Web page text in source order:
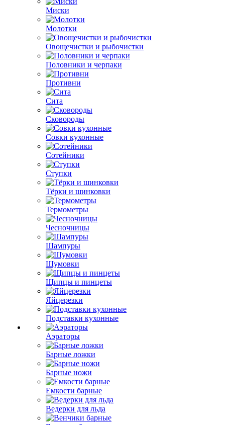
Миски
Молотки
Овощечистки и рыбочистки
Половники и черпаки
Противни
Сита
Сковороды
Совки кухонные
Сотейники
Ступки
Тёрки и шинковки
Термометры
Чесночницы
Шампуры
Шумовки
Щипцы и пинцеты
Яйцерезки
Подставки кухонные
Аэраторы
Барные ложки
Барные ножи
Емкости барные
Ведерки для льда